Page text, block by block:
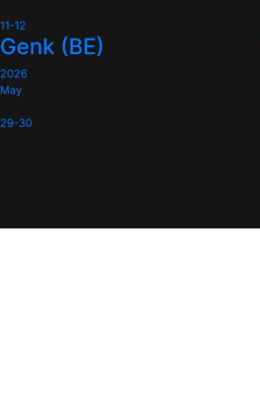
11-12
Genk (BE)
2026
May
29-30